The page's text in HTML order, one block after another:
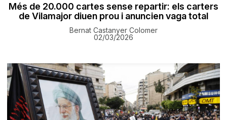
Més de 20.000 cartes sense repartir: els carters
de Vilamajor diuen prou i anuncien vaga total
Bernat Castanyer Colomer
02/03/2026